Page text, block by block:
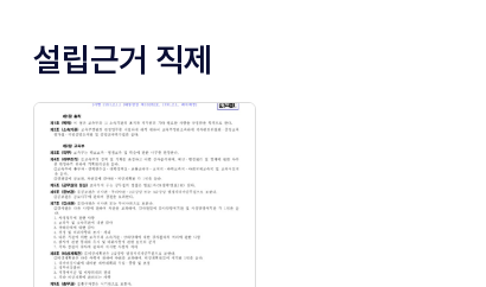
설립근거 직제